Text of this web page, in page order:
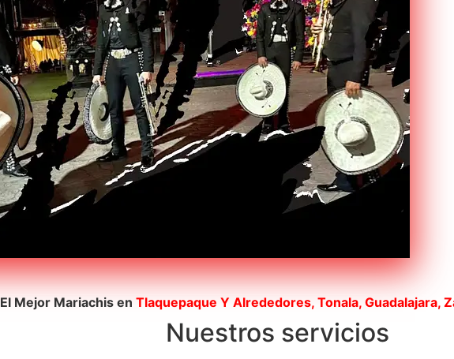
El Mejor Mariachis en Tlaquepaque Y Alrededores, Tonala, Guadalajara,
Nuestros servicios